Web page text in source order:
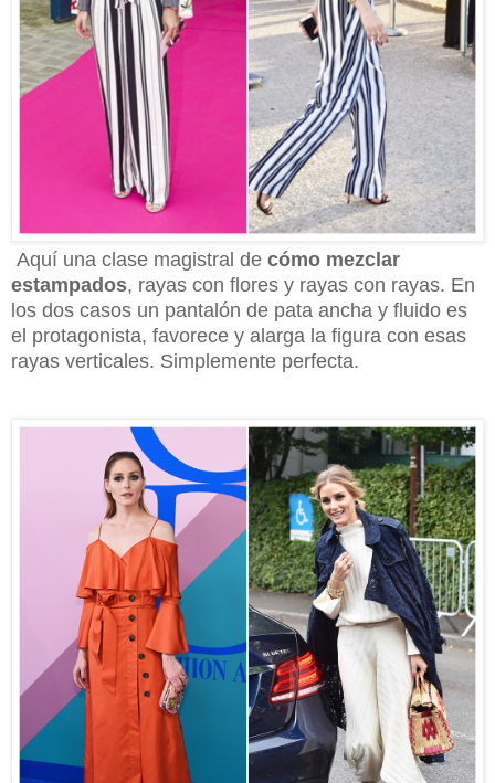
Aquí una clase magistral de cómo mezclar
estampados, rayas con flores y rayas con rayas. En
los dos casos un pantalón de pata ancha y fluido es
el protagonista, favorece y alarga la figura con esas
rayas verticales. Simplemente perfecta.